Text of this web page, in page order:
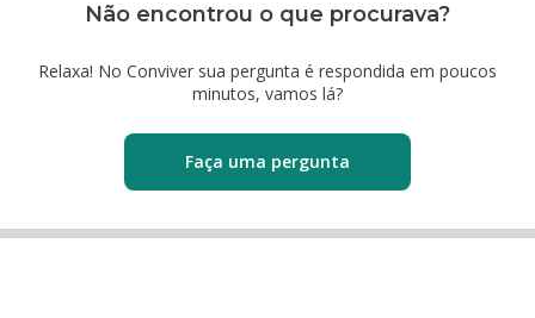
Não encontrou o que procurava?
Relaxa! No Conviver sua pergunta é respondida em poucos
minutos, vamos lá?
Faça uma pergunta